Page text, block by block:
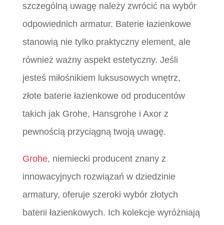
szczególną uwagę należy zwrócić na wybór
odpowiednich armatur. Baterie łazienkowe
stanowią nie tylko praktyczny element, ale
również ważny aspekt estetyczny. Jeśli
jesteś miłośnikiem luksusowych wnętrz,
złote baterie łazienkowe od producentów
takich jak Grohe, Hansgrohe i Axor z
pewnością przyciągną twoją uwagę.
Grohe, niemiecki producent znany z
innowacyjnych rozwiązań w dziedzinie
armatury, oferuje szeroki wybór złotych
baterii łazienkowych. Ich kolekcje wyróżniają